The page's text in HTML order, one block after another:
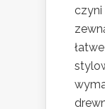
czyni